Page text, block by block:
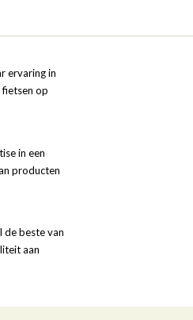
ervaring in
op
in een
producten
de beste van
aan